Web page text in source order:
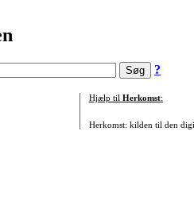
?
Hjælp til Herkomst:
Herkomst: kilden til den